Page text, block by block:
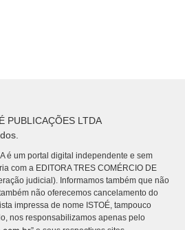
PUBLICAÇÕES LTDA
é um portal digital independente e sem
com a EDITORA TRES COMÉRCIO DE
judicial). Informamos também que não
não oferecemos cancelamento do
impressa de nome ISTOÉ, tampouco
nos responsabilizamos apenas pelo